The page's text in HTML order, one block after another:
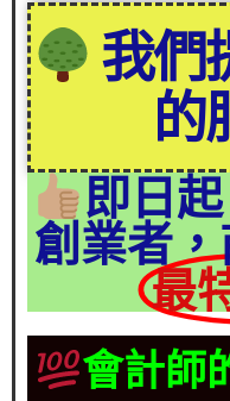
我們
的
即日
創業者
最
會計師